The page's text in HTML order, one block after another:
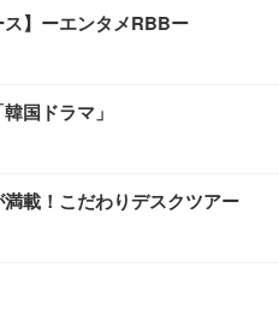
ス】ーエンタメRBBー
国ドラマ」
載！こだわりデスクツアー